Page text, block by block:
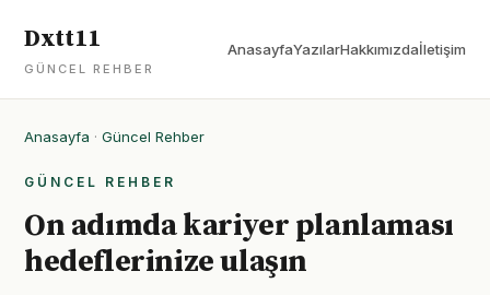
Dxtt11
GÜNCEL REHBER
AnasayfaYazılarHakkımızdaİletişim
Anasayfa · Güncel Rehber
GÜNCEL REHBER
On adımda kariyer planlaması
hedeflerinize ulaşın